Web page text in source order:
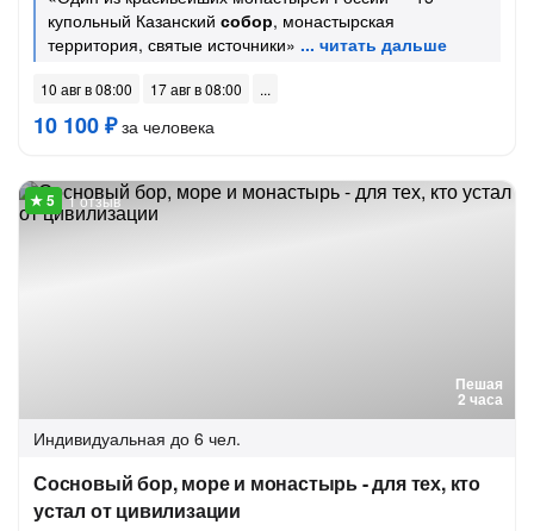
купольный Казанский собор, монастырская
территория, святые источники»
10 авг в 08:00 17 авг в 08:00
10 100 ₽за человека
Пешая
2 часа
1 отзыв
Индивидуальная до 6 чел.
Сосновый бор, море и монастырь - для тех, кто
устал от цивилизации